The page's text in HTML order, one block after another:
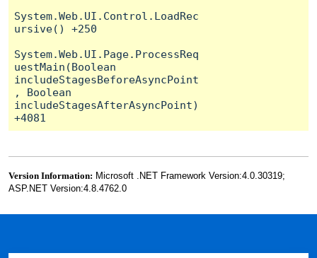
System.Web.UI.Control.LoadRec
ursive() +250
System.Web.UI.Page.ProcessReq
uestMain(Boolean
includeStagesBeforeAsyncPoint
, Boolean
includeStagesAfterAsyncPoint)
Version Information: Microsoft .NET Framework Version:4.0.30319;
ASP.NET Version:4.8.4762.0